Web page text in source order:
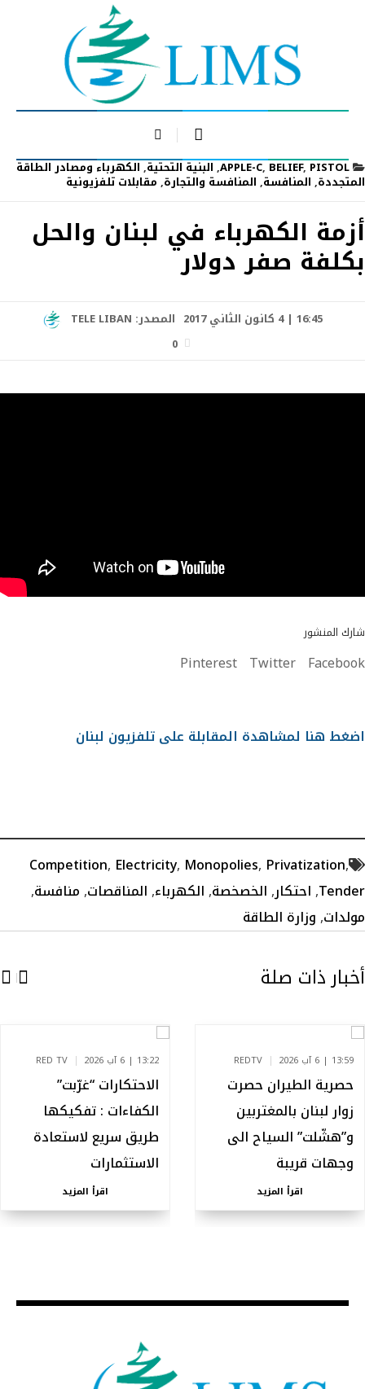
APPLE-C,BELIEF,PISTOL
,البنية التحتية,الكهرباء ومصادر الطاقة
المتجددة, المنافسة, المنافسة والتجارة, مقابلات تلفزيونية
أزمة الكهرباء في لبنان والحل
بكلفة صفر دولار
16:45 | 4 كانون الثاني 2017 المصدر: TELE LIBAN
0
شارك المنشور
Facebook
Twitter
Pinterest
اضغط هنا لمشاهدة المقابلة على تلفزيون لبنان
Competition, Electricity, Monopolies, Privatization,
Tender
,احتكار,الخصخصة,الكهرباء,المناقصات,منافسة,
مولدات,وزارة الطاقة
أخبار ذات صلة
13:59 | 6 آب 2026 REDTV
حصرية الطيران حصرت
زوار لبنان بالمغتربين
و”هشّلت” السياح الى
وجهات قريبة
اقرأ المزيد
13:22 | 6 آب 2026 RED TV
الاحتكارات “غرّبت”
الكفاءات : تفكيكها
طريق سريع لاستعادة
الاستثمارات
اقرأ المزيد